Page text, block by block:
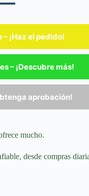
¡Haz el pedido!
– ¡Descubre más!
aprobación!
mucho.
desde compras